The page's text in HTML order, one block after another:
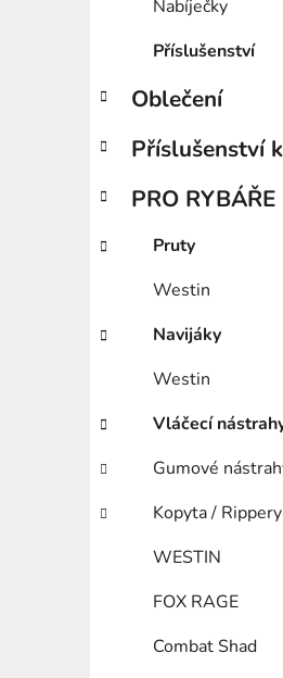
Nabíječky
Příslušenství
Oblečení
Příslušenství
PRO RYBÁŘE
Pruty
Westin
Navijáky
Westin
Vláčecí
Gumové
Kopyta / Rippery
WESTIN
FOX RAGE
Combat Shad